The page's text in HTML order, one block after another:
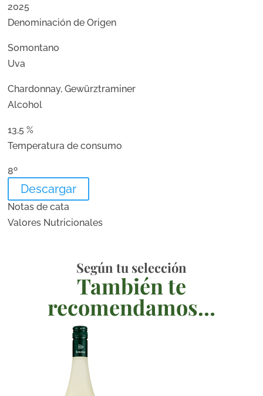
2025
Denominación de Origen
Somontano
Uva
Chardonnay, Gewürztraminer
Alcohol
13,5 %
Temperatura de consumo
8º
Descargar
Notas de cata
Valores Nutricionales
Según tu selección
También te
recomendamos…